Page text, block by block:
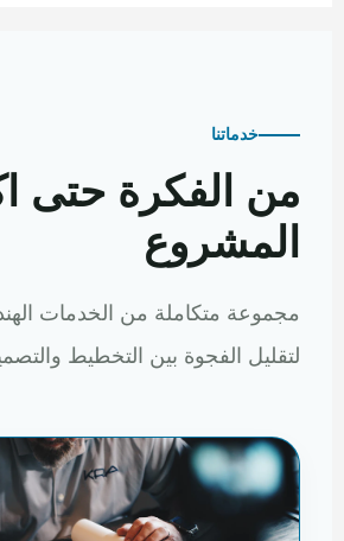
خدماتنا
من الفكرة حتى
المشروع
مجموعة متكاملة من الخدمات
لتقليل الفجوة بين التخطيط